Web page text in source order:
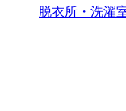
脱衣所・洗濯